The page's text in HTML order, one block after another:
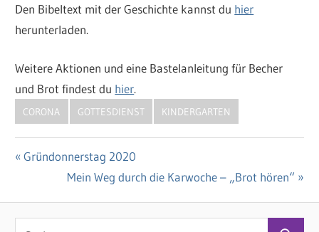
Den Bibeltext mit der Geschichte kannst du hier
herunterladen.
Weitere Aktionen und eine Bastelanleitung für Becher
und Brot findest du hier.
CORONA GOTTESDIENST KINDERGARTEN
Beitragsnavigation
Vorheriger
Gründonnerstag 2020
Nächster
Mein Weg durch die Karwoche – „Brot hören“